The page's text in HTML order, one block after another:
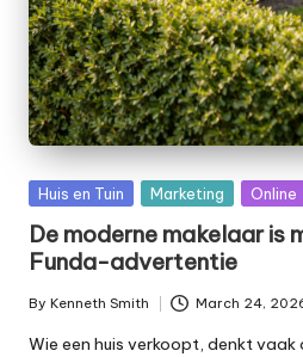
Posted
Huis en Tuin Marketing Online
De moderne makelaar is
Funda-advertentie
Posted
by
By Kenneth Smith March 24,
Wie een huis verkoopt, denkt vaak